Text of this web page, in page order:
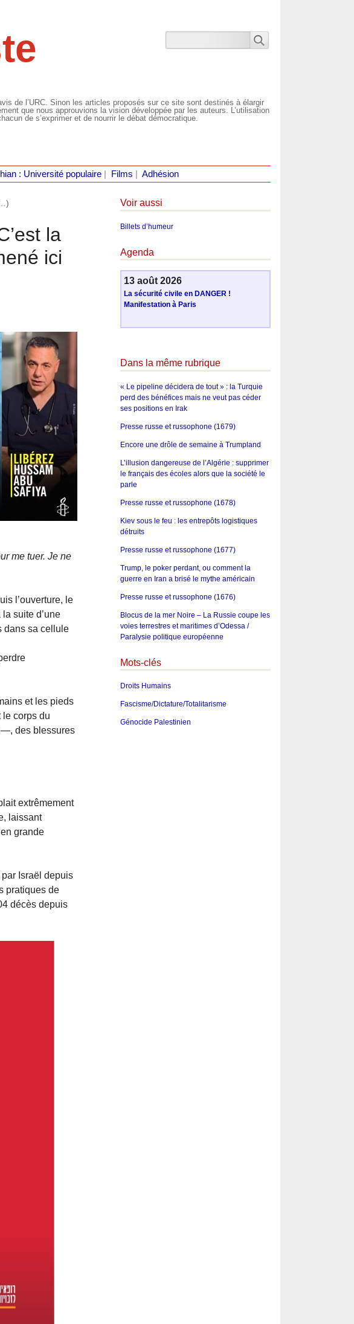
de l’URC. Sinon les articles proposés sur ce site sont destinés à élargir
que nous approuvions la vision développée par les auteurs. L’utilisation
de s’exprimer et de nourrir le débat démocratique.
: Université populaire| Films Adhésion
la
ici
me tuer. Je ne
l’ouverture, le
suite d’une
dans sa cellule
et les pieds
le corps du
—, des blessures
extrêmement
laissant
grande
Israël depuis
pratiques de
décès depuis
Voir aussi
Billets d’humeur
Agenda
13 août 2026
La sécurité civile en DANGER !
Manifestation à Paris
Dans la même rubrique
« Le pipeline décidera de tout » : la Turquie
perd des bénéfices mais ne veut pas céder
ses positions en Irak
Presse russe et russophone (1679)
Encore une drôle de semaine à Trumpland
L’illusion dangereuse de l’Algérie : supprimer
le français des écoles alors que la société le
parle
Presse russe et russophone (1678)
Kiev sous le feu : les entrepôts logistiques
détruits
Presse russe et russophone (1677)
Trump, le poker perdant, ou comment la
guerre en Iran a brisé le mythe américain
Presse russe et russophone (1676)
Blocus de la mer Noire – La Russie coupe les
voies terrestres et maritimes d’Odessa /
Paralysie politique européenne
Mots-clés
Droits Humains
Fascisme/Dictature/Totalitarisme
Génocide Palestinien